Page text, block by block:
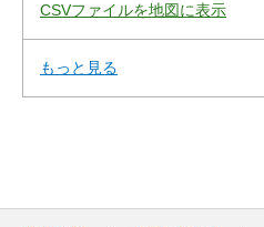
CSVファイルを地図に表示
もっと見る